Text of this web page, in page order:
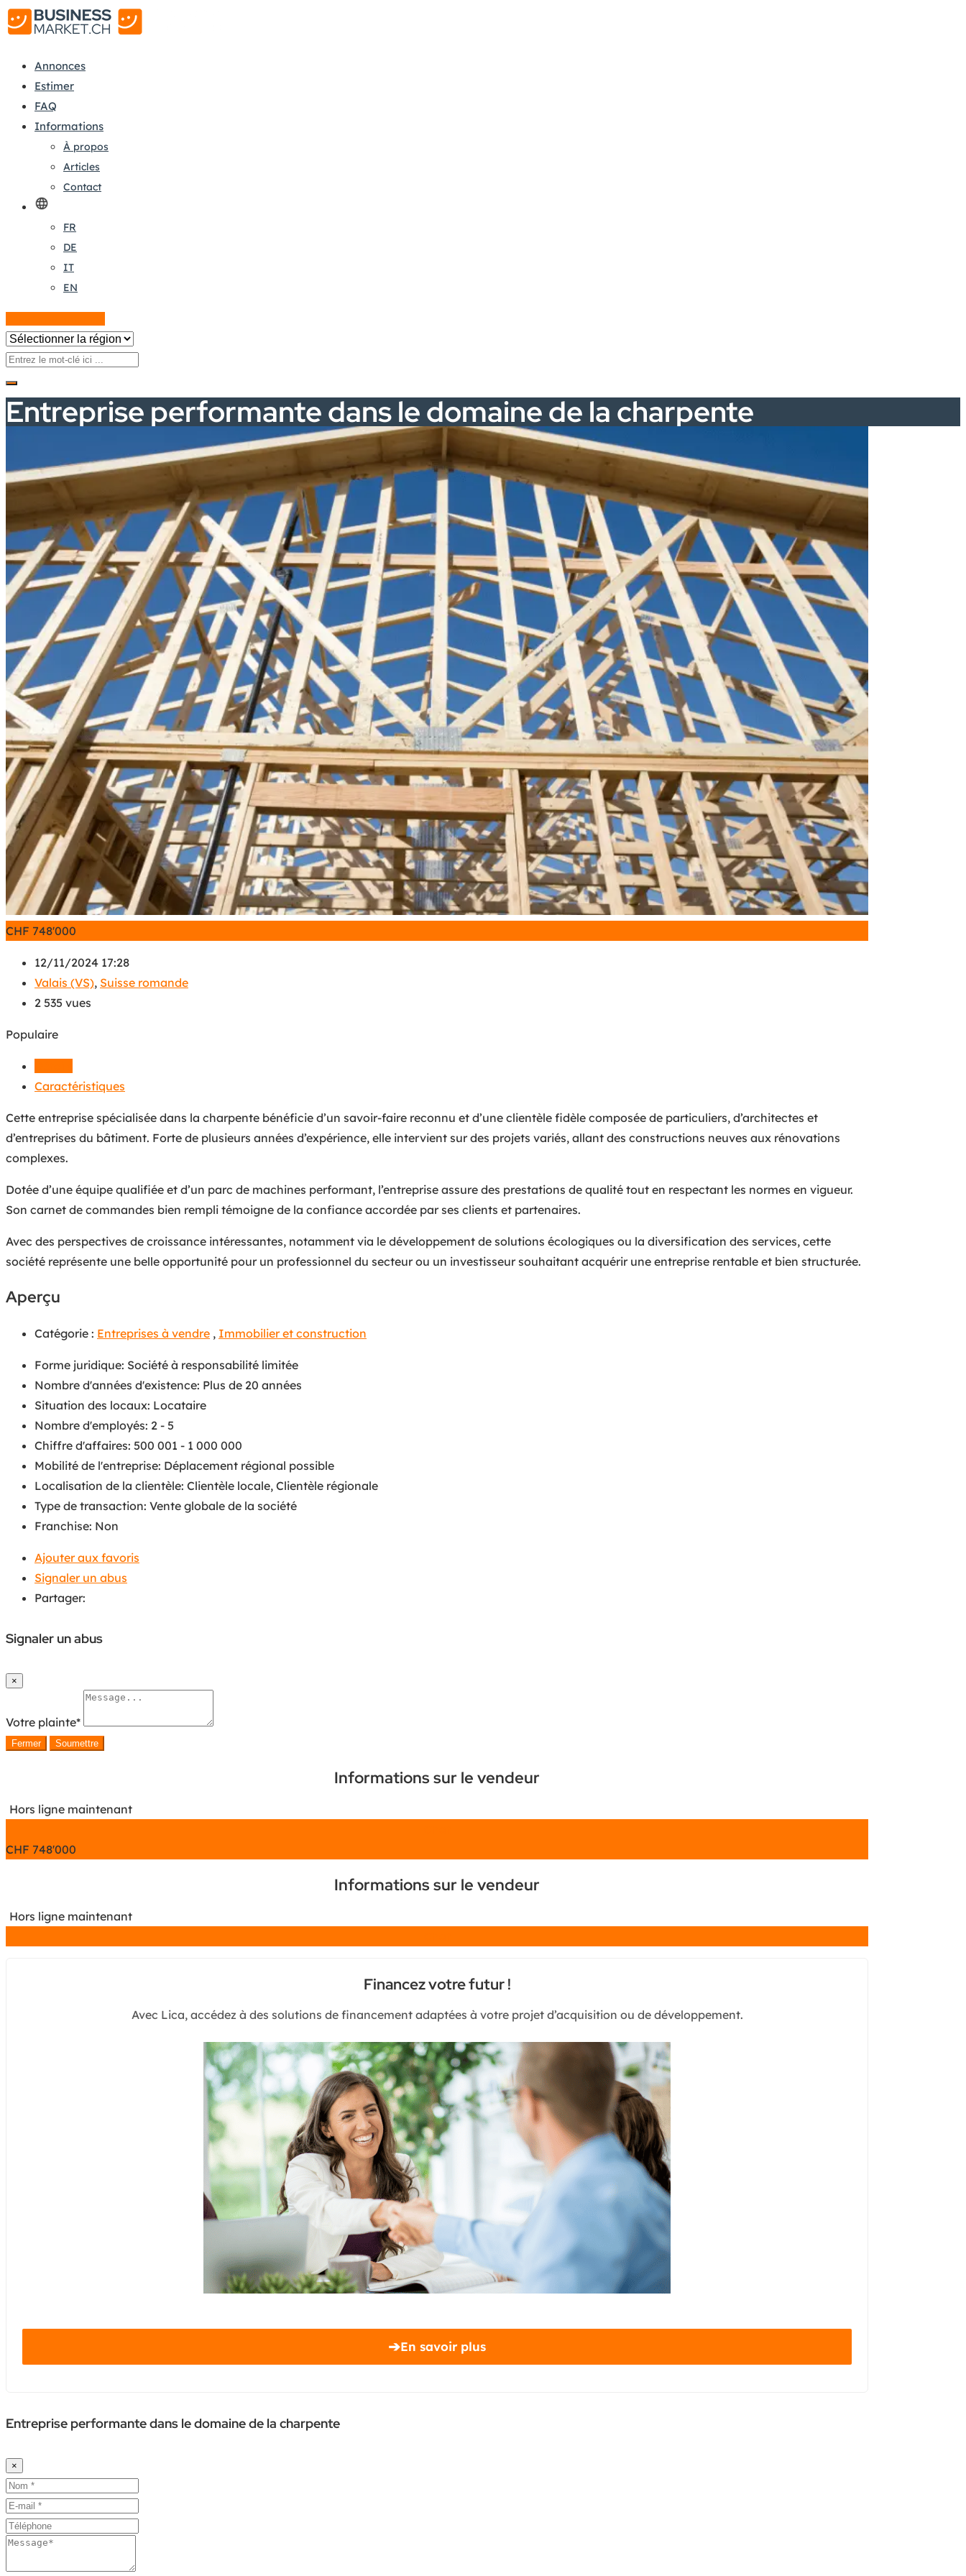
Annonces
Estimer
FAQ
Informations
À propos
Articles
Contact
FR
DE
IT
EN
Entreprise performante dans le domaine de la charpente
CHF 748'000
12/11/2024 17:28
Valais (VS), Suisse romande
2 535 vues
Populaire
Caractéristiques
Cette entreprise spécialisée dans la charpente bénéficie d’un savoir-faire reconnu et d’une clientèle fidèle composée de particuliers, d’architectes et
d’entreprises du bâtiment. Forte de plusieurs années d’expérience, elle intervient sur des projets variés, allant des constructions neuves aux rénovations
complexes.
Dotée d’une équipe qualifiée et d’un parc de machines performant, l’entreprise assure des prestations de qualité tout en respectant les normes en vigueur.
Son carnet de commandes bien rempli témoigne de la confiance accordée par ses clients et partenaires.
Avec des perspectives de croissance intéressantes, notamment via le développement de solutions écologiques ou la diversification des services, cette
société représente une belle opportunité pour un professionnel du secteur ou un investisseur souhaitant acquérir une entreprise rentable et bien structurée.
Aperçu
Catégorie : Entreprises à vendre , Immobilier et construction
Forme juridique: Société à responsabilité limitée
Nombre d'années d'existence: Plus de 20 années
Situation des locaux: Locataire
Nombre d'employés: 2 - 5
Chiffre d'affaires: 500 001 - 1 000 000
Mobilité de l'entreprise: Déplacement régional possible
Localisation de la clientèle: Clientèle locale, Clientèle régionale
Type de transaction: Vente globale de la société
Franchise: Non
Ajouter aux favoris
Signaler un abus
Partager:
Signaler un abus
×
Votre plainte*
Fermer Soumettre
Informations sur le vendeur
Hors ligne maintenant
CHF 748'000
Informations sur le vendeur
Hors ligne maintenant
Financez votre futur !
Avec Lica, accédez à des solutions de financement adaptées à votre projet d’acquisition ou de développement.
➔En savoir plus
Entreprise performante dans le domaine de la charpente
×